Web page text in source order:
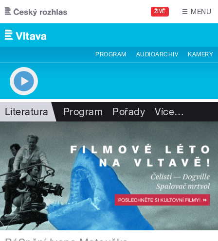
Přejít k hlavnímu obsahu
ŽIVĚ MENU
PROGRAM AUDIOARCHIV KAMERY
Literatura Program Pořady Více…